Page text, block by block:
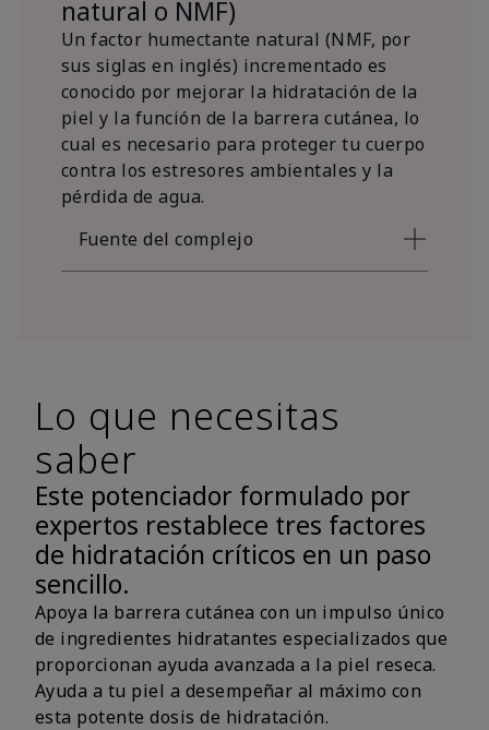
natural o NMF)
Un factor humectante natural (NMF, por
sus siglas en inglés) incrementado es
conocido por mejorar la hidratación de la
piel y la función de la barrera cutánea, lo
cual es necesario para proteger tu cuerpo
contra los estresores ambientales y la
pérdida de agua.
Fuente del complejo
Lo que necesitas
saber
Este potenciador formulado por
expertos restablece tres factores
de hidratación críticos en un paso
sencillo.
Apoya la barrera cutánea con un impulso único
de ingredientes hidratantes especializados que
proporcionan ayuda avanzada a la piel reseca.
Ayuda a tu piel a desempeñar al máximo con
esta potente dosis de hidratación.